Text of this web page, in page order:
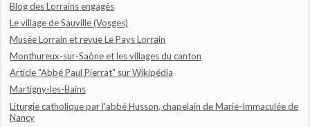
Blog des Lorrains engagés
Le village de Sauville (Vosges)
Musée Lorrain et revue Le Pays Lorrain
Monthureux-sur-Saône et les villages du canton
Article "Abbé Paul Pierrat" sur Wikipédia
Martigny-les-Bains
Liturgie catholique par l'abbé Husson, chapelain de Marie-Immaculée de
Nancy